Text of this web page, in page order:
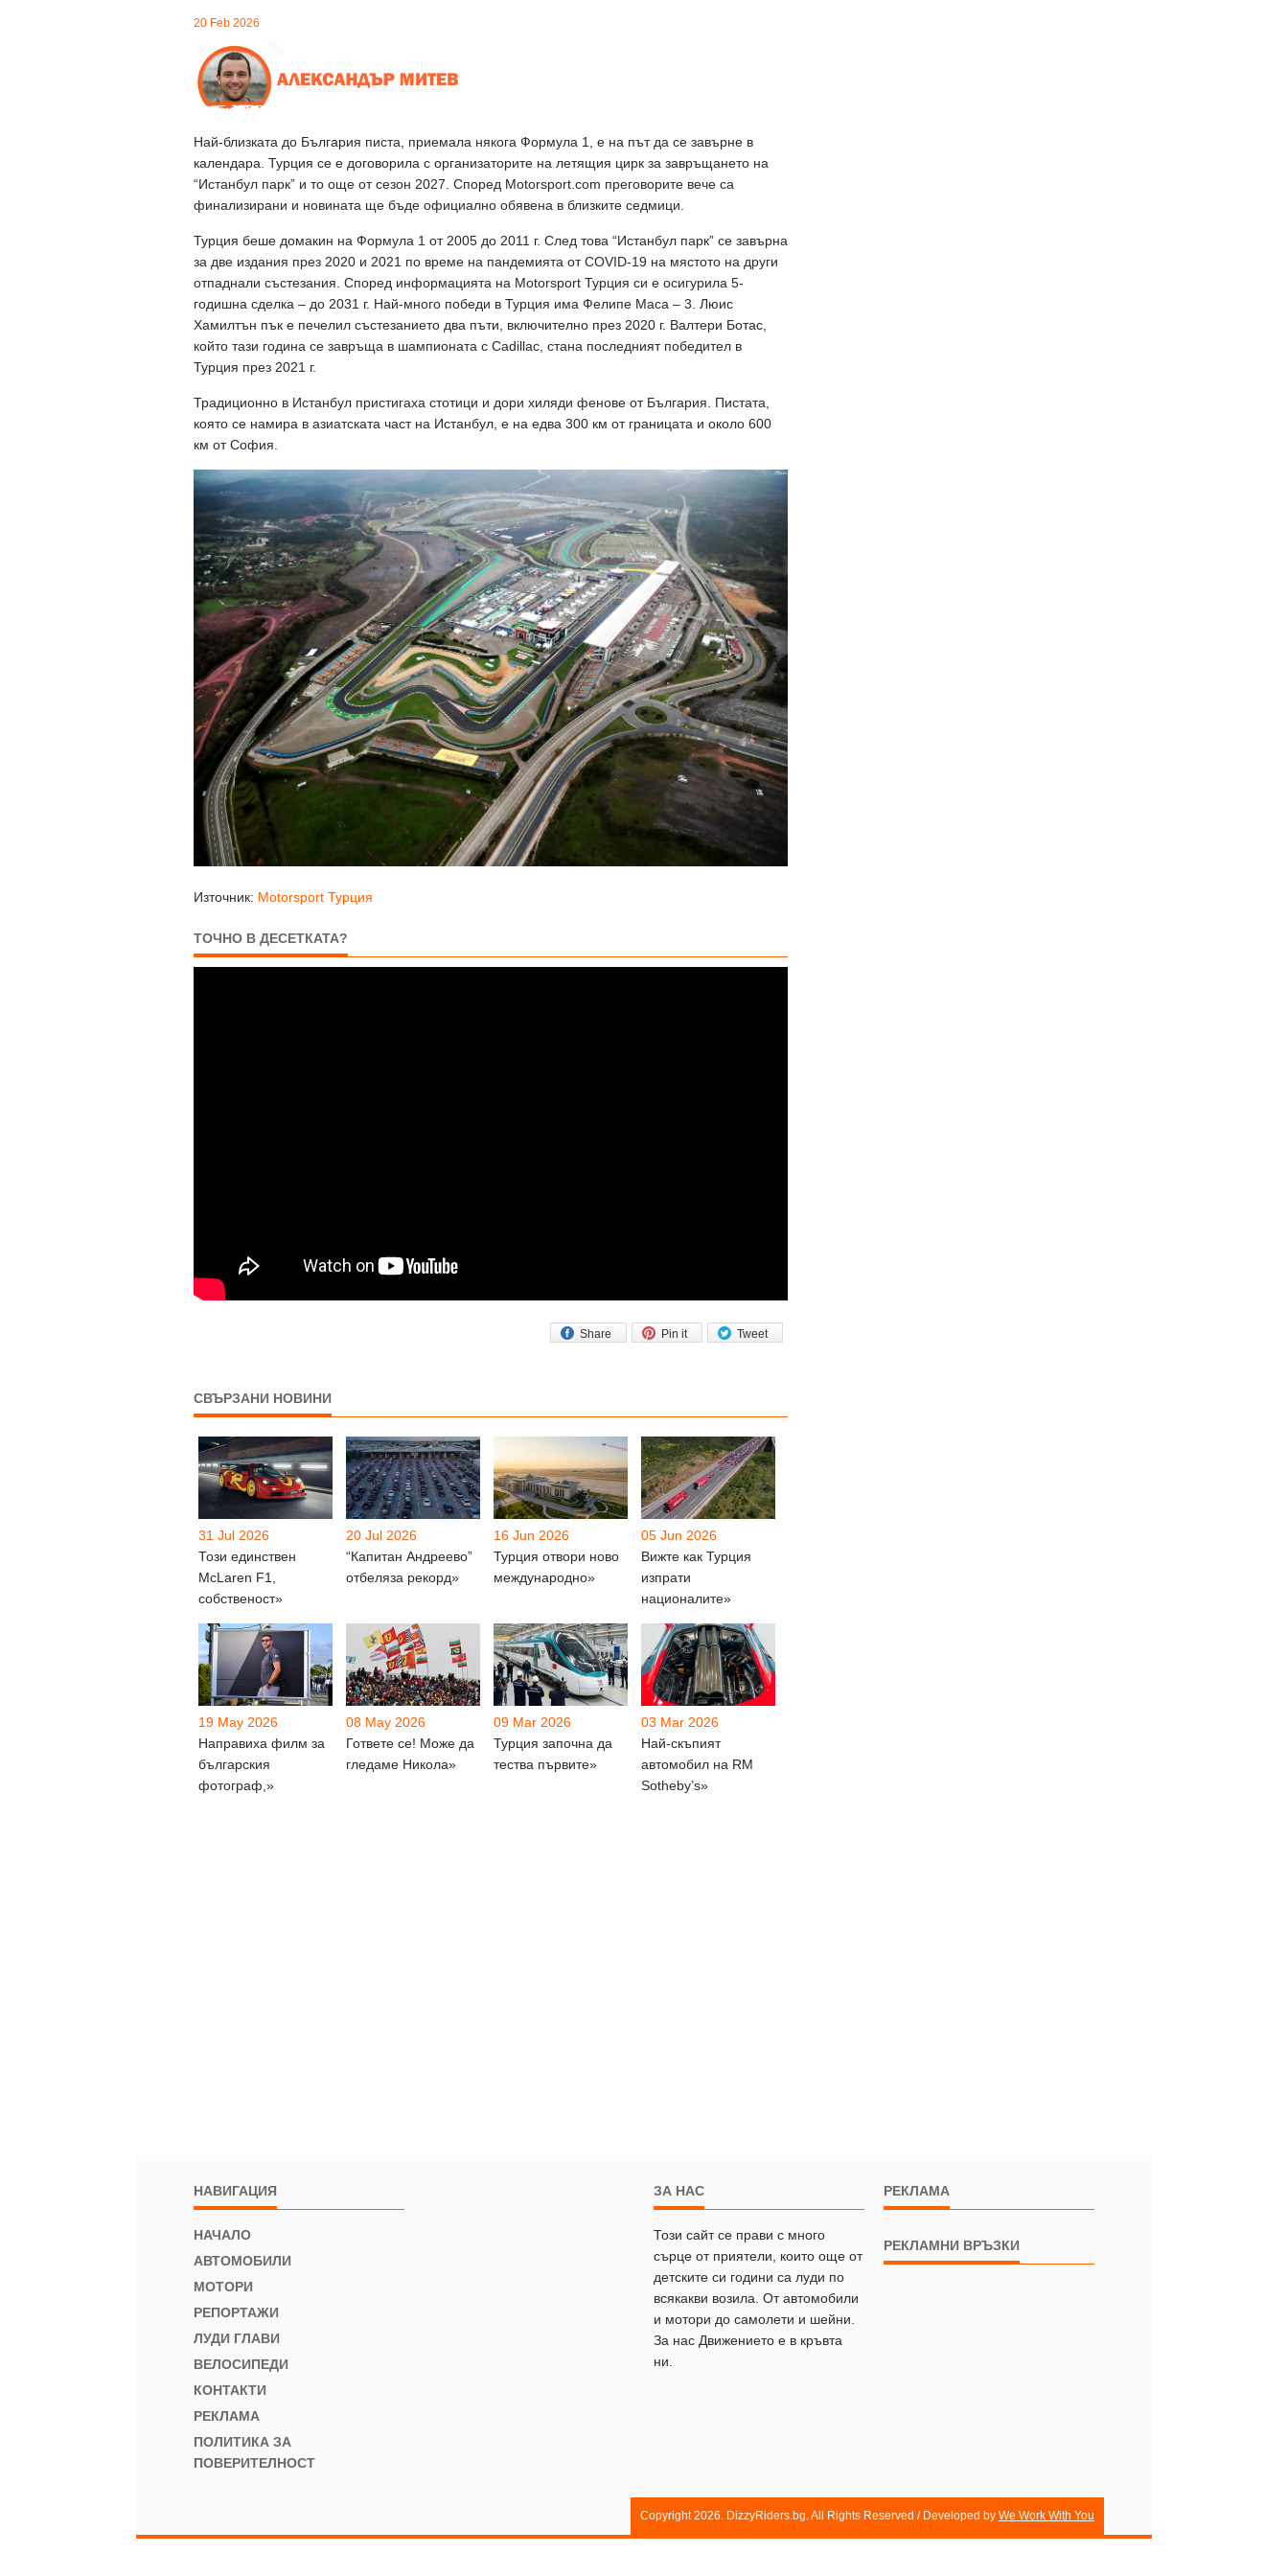
20 Feb 2026
Най-близката до България писта, приемала някога Формула 1, е на път да се завърне в
календара. Турция се е договорила с организаторите на летящия цирк за завръщането на
“Истанбул парк” и то още от сезон 2027. Според Motorsport.com преговорите вече са
финализирани и новината ще бъде официално обявена в близките седмици.
Турция беше домакин на Формула 1 от 2005 до 2011 г. След това “Истанбул парк” се завърна
за две издания през 2020 и 2021 по време на пандемията от COVID-19 на мястото на други
отпаднали състезания. Според информацията на Motorsport Турция си е осигурила 5-
годишна сделка – до 2031 г. Най-много победи в Турция има Фелипе Маса – 3. Люис
Хамилтън пък е печелил състезанието два пъти, включително през 2020 г. Валтери Ботас,
който тази година се завръща в шампионата с Cadillac, стана последният победител в
Турция през 2021 г.
Традиционно в Истанбул пристигаха стотици и дори хиляди фенове от България. Пистата,
която се намира в азиатската част на Истанбул, е на едва 300 км от границата и около 600
км от София.
Източник: Motorsport Турция
ТОЧНО В ДЕСЕТКАТА?
Tweet
Pin it
Share
СВЪРЗАНИ НОВИНИ
31 Jul 2026
Този единствен
McLaren F1,
собственост»
20 Jul 2026
“Капитан Андреево”
отбеляза рекорд»
16 Jun 2026
Турция отвори ново
международно»
05 Jun 2026
Вижте как Турция
изпрати
националите»
19 May 2026
Направиха филм за
българския
фотограф,»
08 May 2026
Гответе се! Може да
гледаме Никола»
09 Mar 2026
Турция започна да
тества първите»
03 Mar 2026
Най-скъпият
автомобил на RM
Sotheby’s»
НАВИГАЦИЯ
НАЧАЛО
АВТОМОБИЛИ
МОТОРИ
РЕПОРТАЖИ
ЛУДИ ГЛАВИ
ВЕЛОСИПЕДИ
КОНТАКТИ
РЕКЛАМА
ПОЛИТИКА ЗА
ПОВЕРИТЕЛНОСТ
ЗА НАС
Този сайт се прави с много
сърце от приятели, които още от
детските си години са луди по
всякакви возила. От автомобили
и мотори до самолети и шейни.
За нас Движението е в кръвта
ни.
РЕКЛАМА
РЕКЛАМНИ ВРЪЗКИ
Copyright 2026. DizzyRiders.bg. All Rights Reserved / Developed by We Work With You